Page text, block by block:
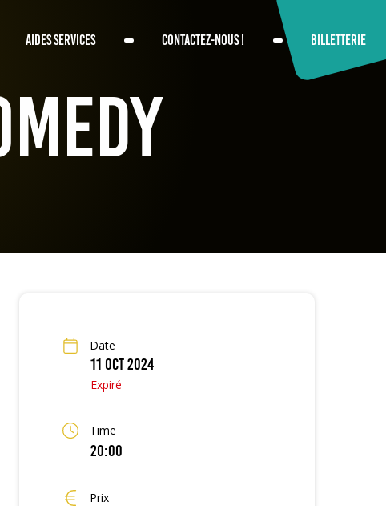
AIDES SERVICES CONTACTEZ-NOUS ! BILLETTERIE
Date
11 Oct 2024
Expiré
Time
20:00
Prix